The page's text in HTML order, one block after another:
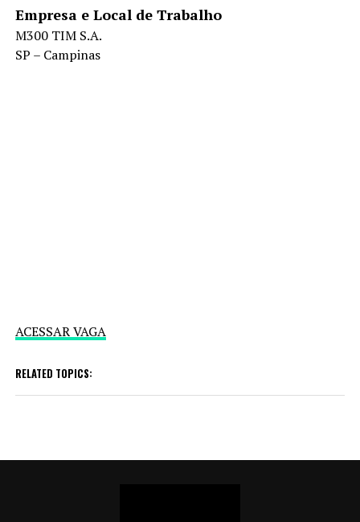
Empresa e Local de Trabalho
M300 TIM S.A.
SP – Campinas
ACESSAR VAGA
RELATED TOPICS: